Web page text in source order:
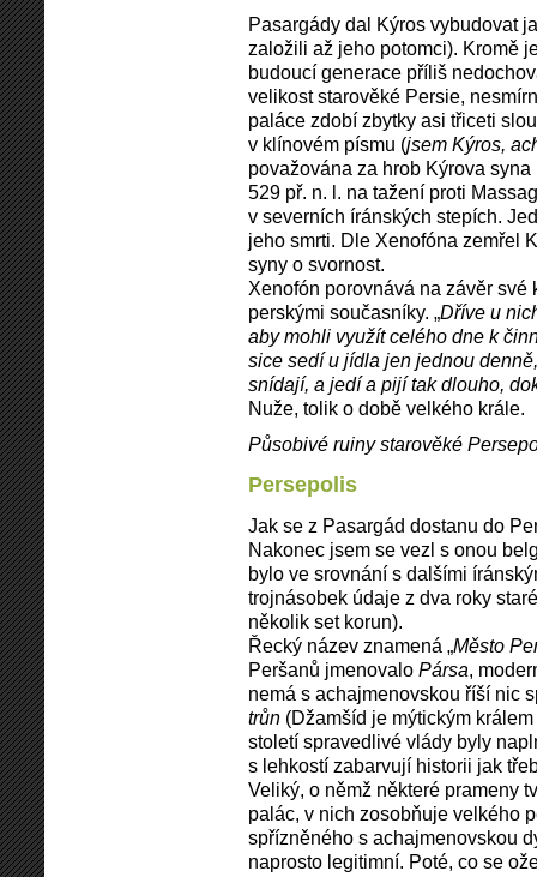
Pasargády dal Kýros vybudovat
založili až jeho potomci). Kromě
budoucí generace příliš
velikost starověké Persie,
paláce zdobí zbytky asi třiceti
v klínovém písmu (jsem Kýros,
považována za hrob Kýrova
529 př. n. l. na tažení proti
v severních íránských stepích.
jeho smrti. Dle Xenofóna zemřel
syny o svornost.
Xenofón porovnává na závěr
perskými současníky. „Dříve u
aby mohli využít celého dne k
sice sedí u jídla jen jednou
snídají, a jedí a pijí tak dlouho,
Nuže, tolik o době velkého krále.
Působivé ruiny starověké
Persepolis
Jak se z Pasargád dostanu do
Nakonec jsem se vezl s onou
bylo ve srovnání s dalšími
trojnásobek údaje z dva roky
několik set korun).
Řecký název znamená „Město
Peršanů jmenovalo Pársa,
nemá s achajmenovskou říší nic
trůn (Džamšíd je mýtickým
století spravedlivé vlády byly
s lehkostí zabarvují historii jak
Veliký, o němž některé prameny
palác, v nich zosobňuje velkého
spřízněného s achajmenovskou
naprosto legitimní. Poté, co se